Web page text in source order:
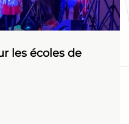
les écoles de